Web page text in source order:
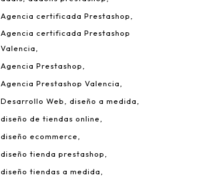
Agencia certificada Prestashop
Agencia certificada Prestashop
Valencia
Agencia Prestashop
Agencia Prestashop Valencia
Desarrollo Web
diseño a medida
diseño de tiendas online
diseño ecommerce
diseño tienda prestashop
diseño tiendas a medida